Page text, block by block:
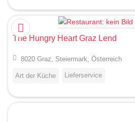
The Hungry Heart Graz Lend
8020 Graz, Steiermark, Österreich
Art der Küche Lieferservice